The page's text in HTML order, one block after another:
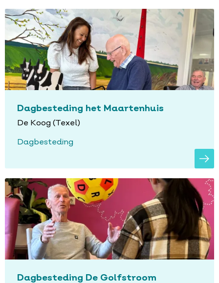
Dagbesteding het Maartenhuis
De Koog (Texel)
Dagbesteding
Dagbesteding De Golfstroom